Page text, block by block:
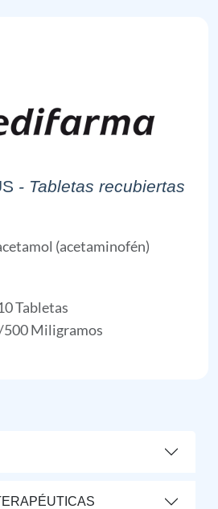
- Tabletas recubiertas
(acetaminofén)
Tabletas
500 Miligramos